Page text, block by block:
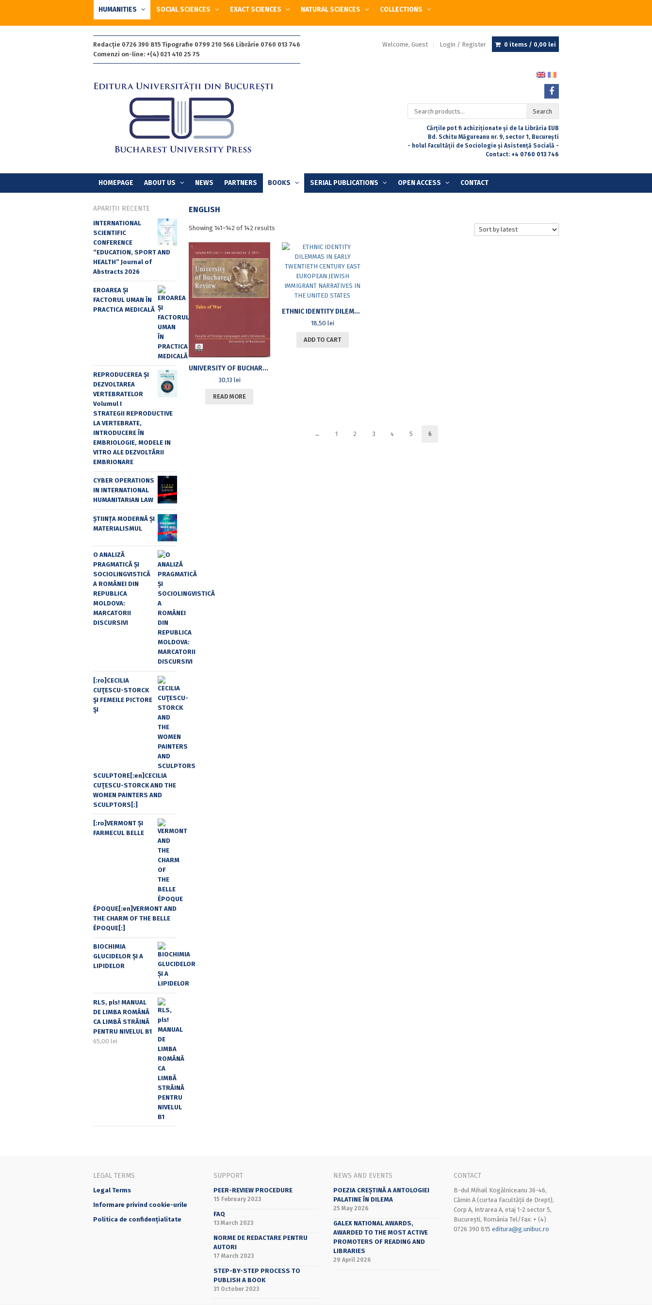
HUMANITIES SOCIAL SCIENCES EXACT SCIENCES NATURAL SCIENCES COLLECTIONS
Redacție 0726 390 815 Tipografie 0799 210 566 Librărie 0760 013 746
Comenzi on-line: +(4) 021 410 25 75
Welcome, Guest Login / Register 0 items / 0,00 lei
Search
for:
Search
Cărțile pot fi achiziționate și de la Librăria EUB
Bd. Schitu Măgureanu nr. 9, sector 1, București
- holul Facultății de Sociologie și Asistență Socială -
Contact: +4 0760 013 746
HOMEPAGE ABOUT US NEWS PARTNERS BOOKS SERIAL PUBLICATIONS OPEN ACCESS CONTACT
ENGLISH
Showing 141–142 of 142 resultsSorted
latest
UNIVERSITY OF BUCHAREST REVIEW, VOL.XIII (VOL.I NEW SERIES), NO.2, 2011. TALES OF WAR
30,13 lei
READ MORE
ETHNIC IDENTITY DILEMMAS IN EARLY TWENTIETH CENTURY EAST EUROPEAN JEWISH IMMIGRANT NARRATIVES IN THE UNITED STATES
18,50 lei
ADD TO CART
← 1 2 3 4 5 6
APARIȚII RECENTE
INTERNATIONAL
SCIENTIFIC
CONFERENCE
“EDUCATION, SPORT AND
HEALTH” Journal of
Abstracts 2026
EROAREA ȘI
FACTORUL UMAN ÎN
PRACTICA MEDICALĂ
REPRODUCEREA ȘI
DEZVOLTAREA
VERTEBRATELOR
Volumul I
STRATEGII REPRODUCTIVE
LA VERTEBRATE,
INTRODUCERE ÎN
EMBRIOLOGIE, MODELE IN
VITRO ALE DEZVOLTĂRII
EMBRIONARE
CYBER OPERATIONS
IN INTERNATIONAL
HUMANITARIAN LAW
ȘTIINȚA MODERNĂ ȘI
MATERIALISMUL
O ANALIZĂ
PRAGMATICĂ ȘI
SOCIOLINGVISTICĂ
A ROMÂNEI DIN
REPUBLICA
MOLDOVA:
MARCATORII
DISCURSIVI
[:ro]CECILIA
CUŢESCU-STORCK
ŞI FEMEILE PICTORE
ŞI
SCULPTORE[:en]CECILIA
CUŢESCU-STORCK AND THE
WOMEN PAINTERS AND
SCULPTORS[:]
[:ro]VERMONT ȘI
FARMECUL BELLE
ÉPOQUE[:en]VERMONT AND
THE CHARM OF THE BELLE
ÉPOQUE[:]
BIOCHIMIA
GLUCIDELOR ȘI A
LIPIDELOR
RLS, pls! MANUAL
DE LIMBA ROMÂNĂ
CA LIMBĂ STRĂINĂ
PENTRU NIVELUL B1
65,00 lei
LEGAL TERMS
Legal Terms
Informare privind cookie-urile
Politica de confidențialitate
SUPPORT
PEER-REVIEW PROCEDURE
15 February 2023
FAQ
13 March 2023
NORME DE REDACTARE PENTRU
AUTORI
17 March 2023
STEP-BY-STEP PROCESS TO
PUBLISH A BOOK
31 October 2023
NEWS AND EVENTS
POEZIA CREȘTINĂ A ANTOLOGIEI
PALATINE ÎN DILEMA
25 May 2026
GALEX NATIONAL AWARDS,
AWARDED TO THE MOST ACTIVE
PROMOTERS OF READING AND
LIBRARIES
29 April 2026
CONTACT
B-dul Mihail Kogălniceanu 36-46,
Cămin A (curtea Facultății de Drept),
Corp A, Intrarea A, etaj 1-2 sector 5,
București, România Tel/Fax: + (4)
0726 390 815 editura@g.unibuc.ro